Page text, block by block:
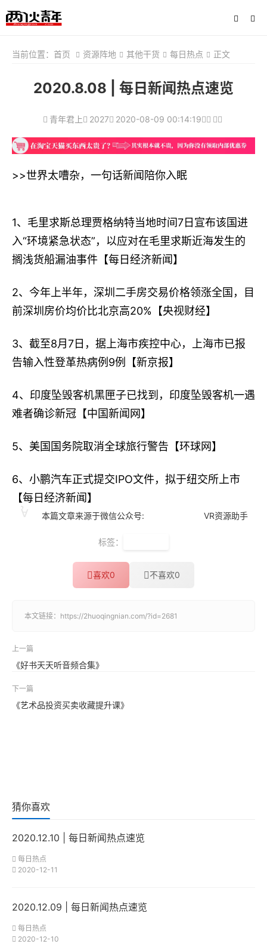
当前位置： 首页 资源阵地 其他干货 每日热点 正文
2020.8.08 | 每日新闻热点速览
青年君上 2027 2020-08-09 00:14:19
>>世界太嘈杂，一句话新闻陪你入眠
1、毛里求斯总理贾格纳特当地时间7日宣布该国进
入“环境紧急状态”，以应对在毛里求斯近海发生的
搁浅货船漏油事件【每日经济新闻】
2、今年上半年，深圳二手房交易价格领涨全国，目
前深圳房价均价比北京高20%【央视财经】
3、截至8月7日，据上海市疾控中心，上海市已报
告输入性登革热病例9例【新京报】
4、印度坠毁客机黑匣子已找到，印度坠毁客机一遇
难者确诊新冠【中国新闻网】
5、美国国务院取消全球旅行警告【环球网】
6、小鹏汽车正式提交IPO文件，拟于纽交所上市
【每日经济新闻】
本篇文章来源于微信公众号: VR资源助手
标签：
喜欢0 不喜欢0
本文链接： https://2huoqingnian.com/?id=2681
上一篇
《好书天天听音频合集》
下一篇
《艺术品投资买卖收藏提升课》
猜你喜欢
2020.12.10 | 每日新闻热点速览
每日热点
2020-12-11
2020.12.09 | 每日新闻热点速览
每日热点
2020-12-10